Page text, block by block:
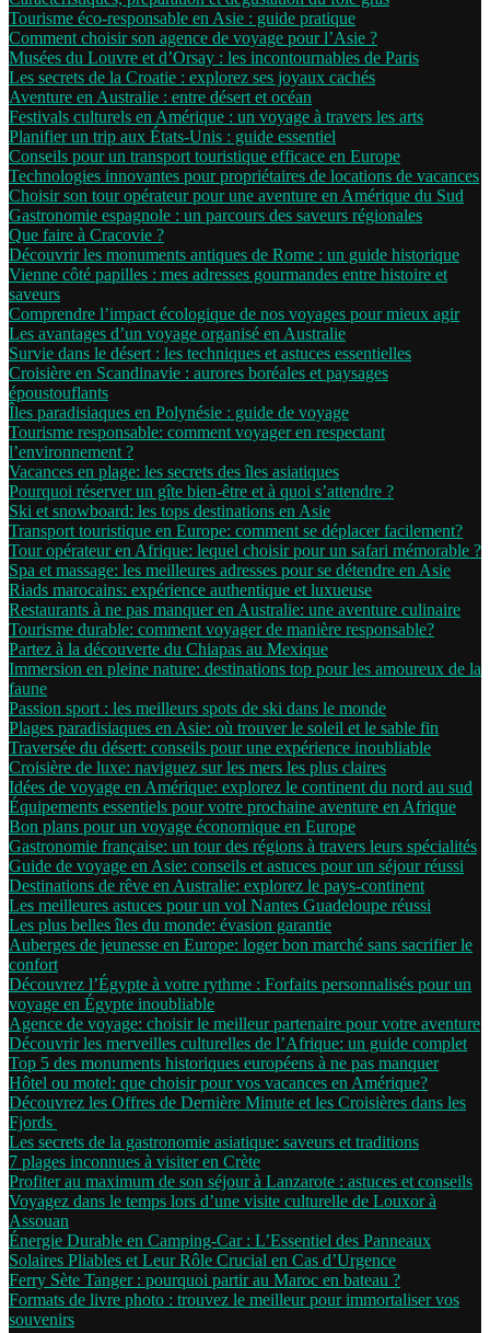
Tourisme éco-responsable en Asie : guide pratique
Comment choisir son agence de voyage pour l’Asie ?
Musées du Louvre et d’Orsay : les incontournables de Paris
Les secrets de la Croatie : explorez ses joyaux cachés
Aventure en Australie : entre désert et océan
Festivals culturels en Amérique : un voyage à travers les arts
Planifier un trip aux États-Unis : guide essentiel
Conseils pour un transport touristique efficace en Europe
Technologies innovantes pour propriétaires de locations de vacances
Choisir son tour opérateur pour une aventure en Amérique du Sud
Gastronomie espagnole : un parcours des saveurs régionales
Que faire à Cracovie ?
Découvrir les monuments antiques de Rome : un guide historique
Vienne côté papilles : mes adresses gourmandes entre histoire et
saveurs
Comprendre l’impact écologique de nos voyages pour mieux agir
Les avantages d’un voyage organisé en Australie
Survie dans le désert : les techniques et astuces essentielles
Croisière en Scandinavie : aurores boréales et paysages
époustouflants
Îles paradisiaques en Polynésie : guide de voyage
Tourisme responsable: comment voyager en respectant
l’environnement ?
Vacances en plage: les secrets des îles asiatiques
Pourquoi réserver un gîte bien-être et à quoi s’attendre ?
Ski et snowboard: les tops destinations en Asie
Transport touristique en Europe: comment se déplacer facilement?
Tour opérateur en Afrique: lequel choisir pour un safari mémorable ?
Spa et massage: les meilleures adresses pour se détendre en Asie
Riads marocains: expérience authentique et luxueuse
Restaurants à ne pas manquer en Australie: une aventure culinaire
Tourisme durable: comment voyager de manière responsable?
Partez à la découverte du Chiapas au Mexique
Immersion en pleine nature: destinations top pour les amoureux de la
faune
Passion sport : les meilleurs spots de ski dans le monde
Plages paradisiaques en Asie: où trouver le soleil et le sable fin
Traversée du désert: conseils pour une expérience inoubliable
Croisière de luxe: naviguez sur les mers les plus claires
Idées de voyage en Amérique: explorez le continent du nord au sud
Équipements essentiels pour votre prochaine aventure en Afrique
Bon plans pour un voyage économique en Europe
Gastronomie française: un tour des régions à travers leurs spécialités
Guide de voyage en Asie: conseils et astuces pour un séjour réussi
Destinations de rêve en Australie: explorez le pays-continent
Les meilleures astuces pour un vol Nantes Guadeloupe réussi
Les plus belles îles du monde: évasion garantie
Auberges de jeunesse en Europe: loger bon marché sans sacrifier le
confort
Découvrez l’Égypte à votre rythme : Forfaits personnalisés pour un
voyage en Égypte inoubliable
Agence de voyage: choisir le meilleur partenaire pour votre aventure
Découvrir les merveilles culturelles de l’Afrique: un guide complet
Top 5 des monuments historiques européens à ne pas manquer
Hôtel ou motel: que choisir pour vos vacances en Amérique?
Découvrez les Offres de Dernière Minute et les Croisières dans les
Fjords
Les secrets de la gastronomie asiatique: saveurs et traditions
7 plages inconnues à visiter en Crète
Profiter au maximum de son séjour à Lanzarote : astuces et conseils
Voyagez dans le temps lors d’une visite culturelle de Louxor à
Assouan
Énergie Durable en Camping-Car : L’Essentiel des Panneaux
Solaires Pliables et Leur Rôle Crucial en Cas d’Urgence
Ferry Sète Tanger : pourquoi partir au Maroc en bateau ?
Formats de livre photo : trouvez le meilleur pour immortaliser vos
souvenirs